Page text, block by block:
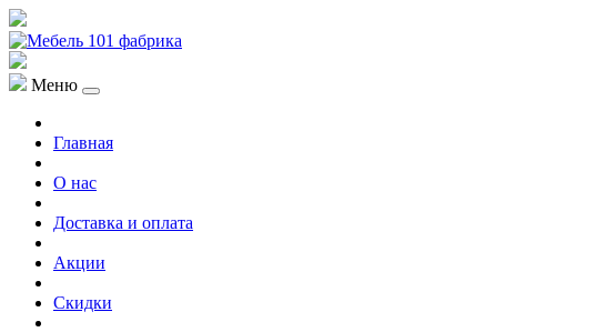
Меню
Главная
О нас
Доставка и оплата
Акции
Скидки